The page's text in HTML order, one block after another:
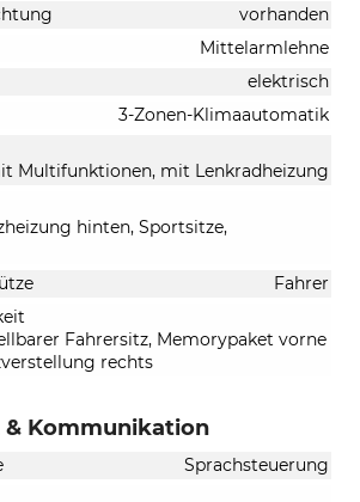
vorhanden
Mittelarmlehne
elektrisch
3-Zonen-Klimaautomatik
Multifunktionen, mit Lenkradheizung
hinten, Sportsitze,
Fahrer
Fahrersitz, Memorypaket vorne
rechts
Kommunikation
Sprachsteuerung